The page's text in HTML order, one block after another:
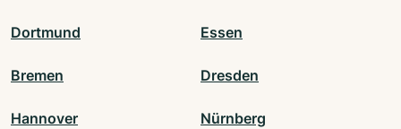
Dortmund Essen
Bremen Dresden
Hannover Nürnberg